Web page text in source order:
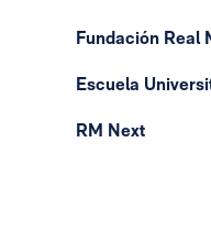
Fundación Real
Escuela
RM Next